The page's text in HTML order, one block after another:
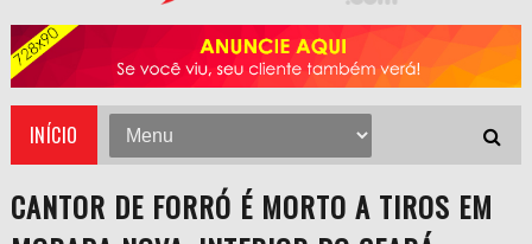
INÍCIO
CANTOR DE FORRÓ É MORTO A TIROS EM